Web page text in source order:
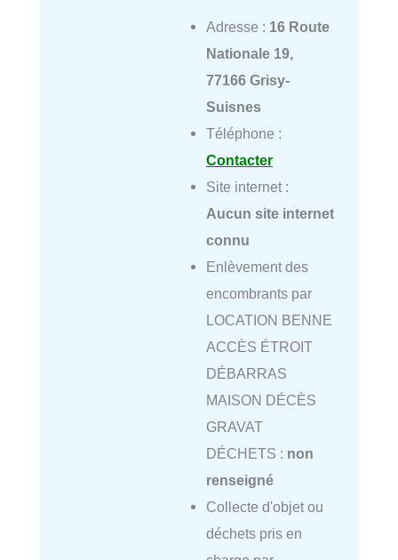
Adresse : 16 Route
Nationale 19,
77166 Grisy-
Suisnes
Téléphone :
Contacter
Site internet :
Aucun site internet
connu
Enlèvement des
encombrants par
LOCATION BENNE
ACCÈS ÉTROIT
DÉBARRAS
MAISON DÉCÈS
GRAVAT
DÉCHETS : non
renseigné
Collecte d'objet ou
déchets pris en